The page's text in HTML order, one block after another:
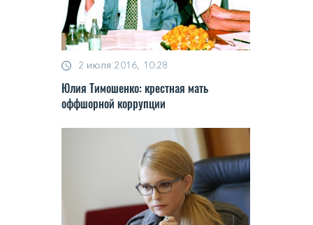
2 июля 2016, 10:28
Юлия Тимошенко: крестная мать
оффшорной коррупции